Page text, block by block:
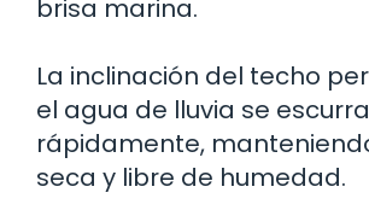
brisa marina.
La inclinación del techo
el agua de lluvia se escurra
rápidamente,
seca y libre de humedad.